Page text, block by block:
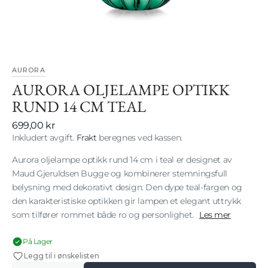
gallerivisning
AURORA
AURORA OLJELAMPE OPTIKK
RUND 14 CM TEAL
Vanlig
pris
699,00 kr
Inkludert avgift. Frakt beregnes ved kassen.
Aurora oljelampe optikk rund 14 cm i teal er designet av
Maud Gjeruldsen Bugge og kombinerer stemningsfull
belysning med dekorativt design. Den dype teal-fargen og
den karakteristiske optikken gir lampen et elegant uttrykk
som tilfører rommet både ro og personlighet.
Les mer
På Lager
Legg til i ønskelisten